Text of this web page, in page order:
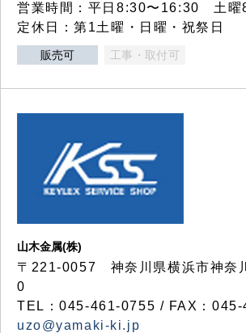
営業時間：平日8:30〜16:30 土曜
定休日：第1土曜・日曜・祝祭日
販売可 工事・取付可
山木金属(株)
〒221-0057 神奈川県横浜市神奈
0
TEL：045-461-0755 / FAX：
uzo@yamaki-ki.jp